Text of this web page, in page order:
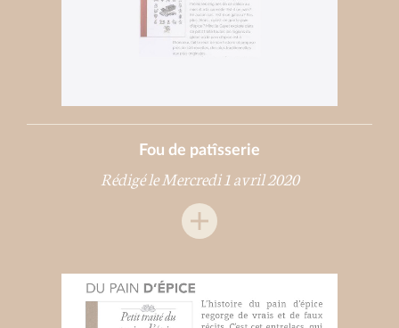
Fou de patîsserie
Rédigé le Mercredi 1 avril 2020